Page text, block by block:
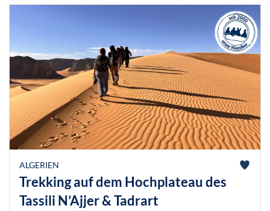
ALGERIEN
Trekking auf dem Hochplateau des
Tassili N’Ajjer & Tadrart